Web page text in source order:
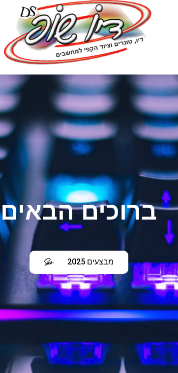
ברוכים הבאים
מבצעים 2025
לחץ כאן